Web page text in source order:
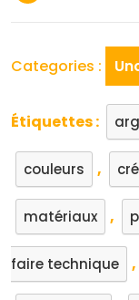
Categories :
Étiquettes :
couleurs ,
matériaux ,
faire technique ,